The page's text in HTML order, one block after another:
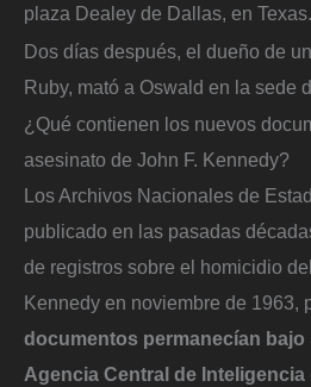
plaza Dealey de Dallas, en Texas.
Dos días después, el dueño de
Ruby, mató a Oswald en la sede
¿Qué contienen los nuevos
asesinato de John F. Kennedy?
Los Archivos Nacionales de
publicado en las pasadas
de registros sobre el homicidio
Kennedy en noviembre de 1963,
documentos permanecían bajo
Agencia Central de Inteligencia